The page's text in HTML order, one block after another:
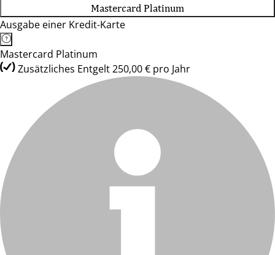
Mastercard Platinum
Ausgabe einer Kredit-Karte
Mastercard Platinum
Zusätzliches Entgelt 250,00 € pro Jahr